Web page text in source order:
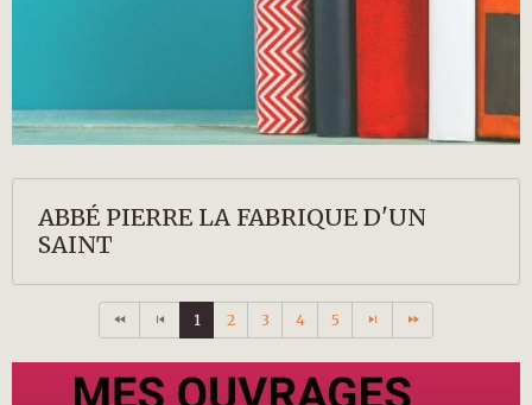
ABBÉ PIERRE LA FABRIQUE D'UN
SAINT
1 2 3 4 5